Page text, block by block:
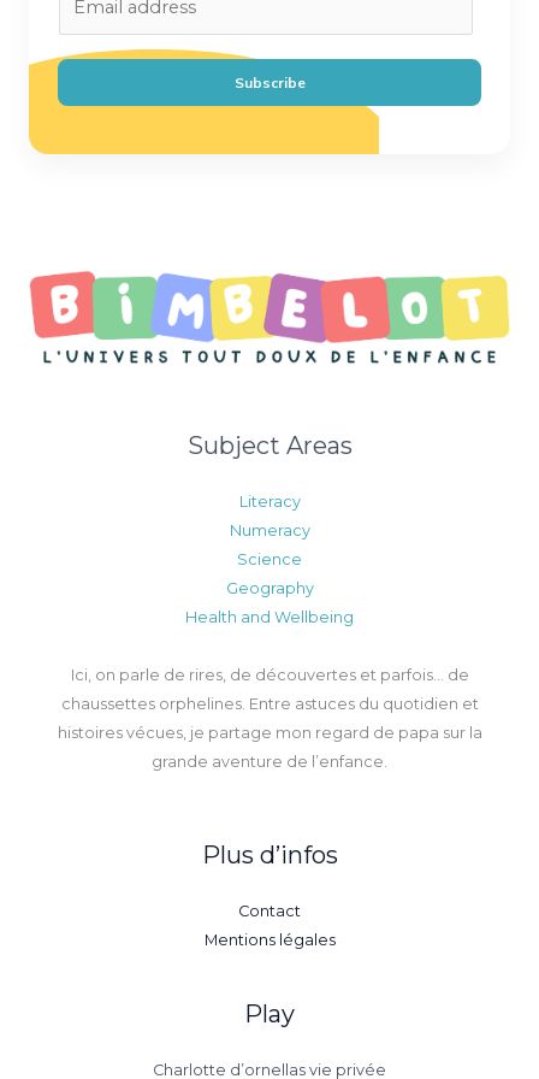
l
Subscribe
Subject Areas
Literacy
Numeracy
Science
Geography
Health and Wellbeing
Ici, on parle de rires, de découvertes et parfois… de
chaussettes orphelines. Entre astuces du quotidien et
histoires vécues, je partage mon regard de papa sur la
grande aventure de l’enfance.
Plus d’infos
Contact
Mentions légales
Play
Charlotte d’ornellas vie privée